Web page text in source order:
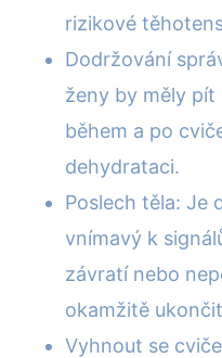
rizikové
Dodržování
ženy by měly
během a po
dehydrataci.
Poslech těla: Je
vnímavý k
závratí nebo
okamžitě
Vyhnout se